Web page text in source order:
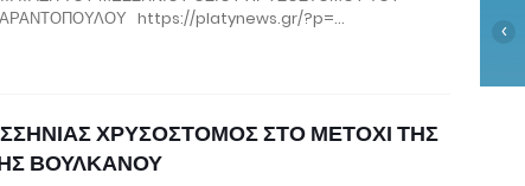
https://platynews.gr/?p=…
ΧΡΥΣΟΣΤΟΜΟΣ ΣΤΟ ΜΕΤΟΧΙ ΤΗΣ
ΒΟΥΛΚΑΝΟΥ
‹